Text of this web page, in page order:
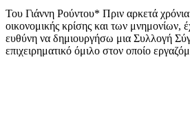
Του Γιάννη Ρούντου* Πριν αρκετά
οικονομικής κρίσης και των μνημονίων,
ευθύνη να δημιουργήσω μια Συλλογή
επιχειρηματικό όμιλο στον οποίο